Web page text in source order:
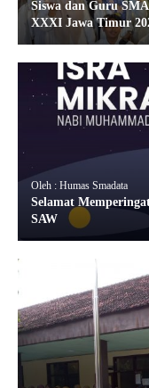
Siswa dan Guru
XXXI Jawa Timur
Oleh : Humas Smadata
Selamat
SAW